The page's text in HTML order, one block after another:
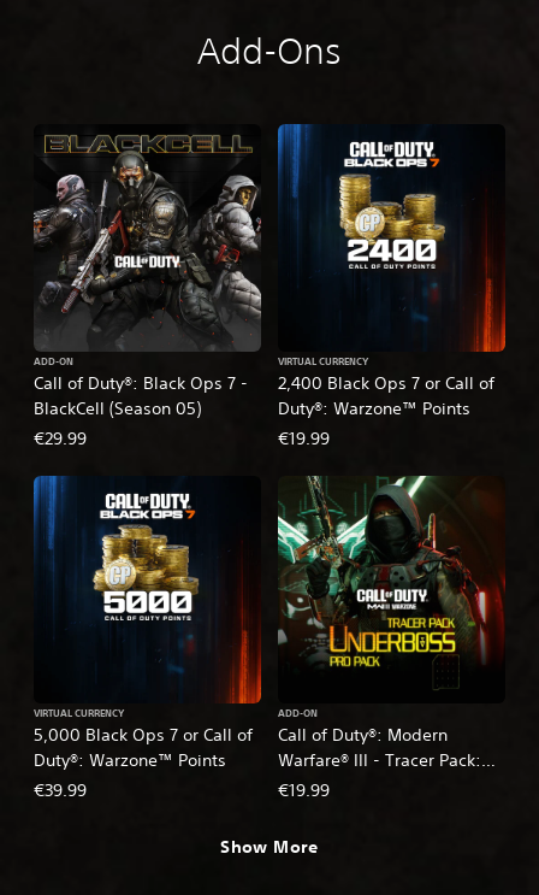
Add-Ons
Call of Duty®: Black Ops 7 -
BlackCell (Season 05)
ADD-ON
€29.99
2,400 Black Ops 7 or Call of
Duty®: Warzone™ Points
VIRTUAL CURRENCY
€19.99
5,000 Black Ops 7 or Call of
Duty®: Warzone™ Points
VIRTUAL CURRENCY
€39.99
Call of Duty®: Modern
Warfare® III - Tracer Pack:
Underboss Pro Pack
ADD-ON
€19.99
Show More